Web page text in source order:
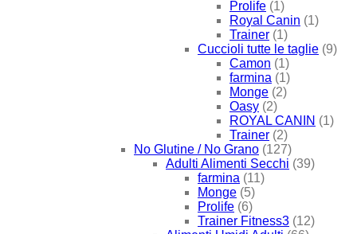
Prolife (1)
Royal Canin (1)
Trainer (1)
Cuccioli tutte le taglie (9)
Camon (1)
farmina (1)
Monge (2)
Oasy (2)
ROYAL CANIN (1)
Trainer (2)
No Glutine / No Grano (127)
Adulti Alimenti Secchi (39)
farmina (11)
Monge (5)
Prolife (6)
Trainer Fitness3 (12)